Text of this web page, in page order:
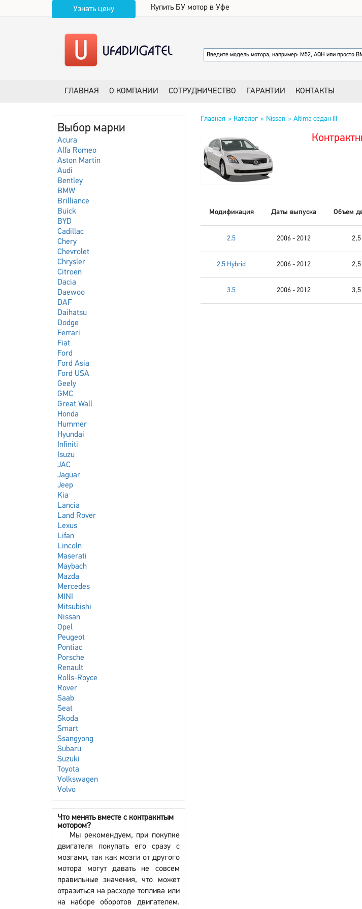
Узнать цену Купить БУ мотор в Уфе
ГЛАВНАЯ О КОМПАНИИ СОТРУДНИЧЕСТВО ГАРАНТИИ КОНТАКТЫ
Выбор марки
Acura
Alfa Romeo
Aston Martin
Audi
Bentley
BMW
Brilliance
Buick
BYD
Cadillac
Chery
Chevrolet
Chrysler
Citroen
Dacia
Daewoo
DAF
Daihatsu
Dodge
Ferrari
Fiat
Ford
Ford Asia
Ford USA
Geely
GMC
Great Wall
Honda
Hummer
Hyundai
Infiniti
Isuzu
JAC
Jaguar
Jeep
Kia
Lancia
Land Rover
Lexus
Lifan
Lincoln
Maserati
Maybach
Mazda
Mercedes
MINI
Mitsubishi
Nissan
Opel
Peugeot
Pontiac
Porsche
Renault
Rolls-Royce
Rover
Saab
Seat
Skoda
Smart
Ssangyong
Subaru
Suzuki
Toyota
Volkswagen
Volvo
Что менять вместе с контракнтым
мотором?
Мы рекомендуем, при покупке
двигателя покупать его сразу с
мозгами, так как мозги от другого
мотора могут давать не совсем
правильные значения, что может
отразиться на расходе топлива или
на наборе оборотов двигателем.
Главная Каталог Nissan Altima седан III
Модификация Даты выпуска Объем
2.5 2006 - 2012 2,5
2.5 Hybrid 2006 - 2012 2,5
3.5 2006 - 2012 3,5